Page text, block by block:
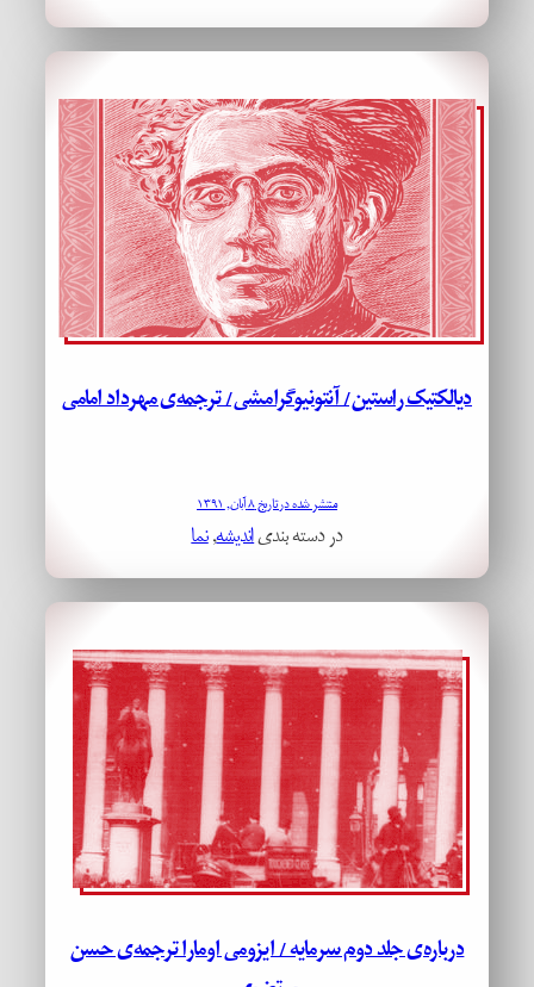
دیالکتیک‌ راستین/ آنتونیوگرامشی/ ترجمه‌ی مهرداد امامی
منتشر شده در تاریخ ۸ آبان, ۱۳۹۱
در دسته بندیاندیشه, نما
درباره‌ی جلد دوم سرمایه / ایزومی اومارا ترجمه‌ی حسن